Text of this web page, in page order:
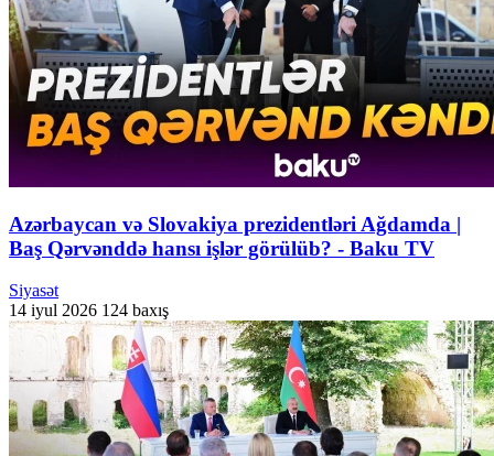
Azərbaycan və Slovakiya prezidentləri Ağdamda |
Baş Qərvənddə hansı işlər görülüb? - Baku TV
Siyasət
14 iyul 2026 124 baxış